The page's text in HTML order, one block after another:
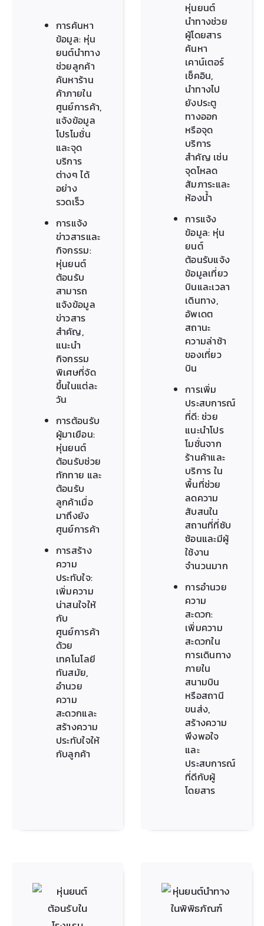
การค้นหา
ข้อมูล: หุ่น
ยนต์นำทาง
ช่วยลูกค้า
ค้นหาร้าน
ค้าภายใน
ศูนย์การค้า,
แจ้งข้อมูล
โปรโมชั่น
และจุด
บริการ
ต่างๆ ได้
อย่าง
รวดเร็ว
การแจ้ง
ข่าวสารและ
กิจกรรม:
หุ่นยนต์
ต้อนรับ
สามารถ
แจ้งข้อมูล
ข่าวสาร
สำคัญ,
แนะนำ
กิจกรรม
พิเศษที่จัด
ขึ้นในแต่ละ
วัน
การต้อนรับ
ผู้มาเยือน:
หุ่นยนต์
ต้อนรับช่วย
ทักทาย และ
ต้อนรับ
ลูกค้าเมื่อ
มาถึงยัง
ศูนย์การค้า
การสร้าง
ความ
ประทับใจ:
เพิ่มความ
น่าสนใจให้
กับ
ศูนย์การค้า
ด้วย
เทคโนโลยี
ทันสมัย,
อำนวย
ความ
สะดวกและ
สร้างความ
ประทับใจให้
กับลูกค้า
หุ่นยนต์
นำทางช่วย
ผู้โดยสาร
ค้นหา
เคาน์เตอร์
เช็คอิน,
นำทางไป
ยังประตู
ทางออก
หรือจุด
บริการ
สำคัญ เช่น
จุดโหลด
สัมภาระและ
ห้องน้ำ
การแจ้ง
ข้อมูล: หุ่น
ยนต์
ต้อนรับแจ้ง
ข้อมูลเที่ยว
บินและเวลา
เดินทาง,
อัพเดต
สถานะ
ความล่าช้า
ของเที่ยว
บิน
การเพิ่ม
ประสบการณ์
ที่ดี: ช่วย
แนะนำโปร
โมชั่นจาก
ร้านค้าและ
บริการ ใน
พื้นที่ช่วย
ลดความ
สับสนใน
สถานที่ที่ซับ
ซ้อนและมีผู้
ใช้งาน
จำนวนมาก
การอำนวย
ความ
สะดวก:
เพิ่มความ
สะดวกใน
การเดินทาง
ภายใน
สนามบิน
หรือสถานี
ขนส่ง,
สร้างความ
พึงพอใจ
และ
ประสบการณ์
ที่ดีกับผู้
โดยสาร